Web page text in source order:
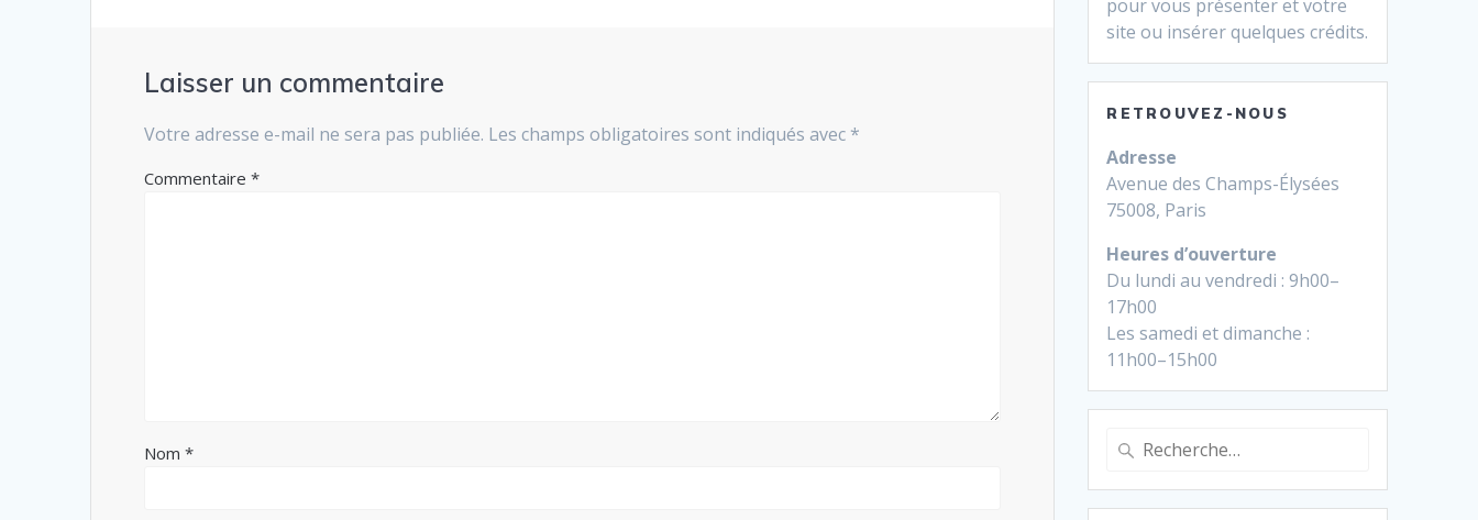
Laisser un commentaire
Votre adresse e-mail ne sera pas publiée. Les champs obligatoires sont indiqués avec *
Commentaire*
Nom*
pour vous présenter et votre
site ou insérer quelques crédits.
RETROUVEZ-NOUS
Adresse
Avenue des Champs-Élysées
75008, Paris
Heures d’ouverture
Du lundi au vendredi : 9h00–
17h00
Les samedi et dimanche :
11h00–15h00
Recherche
pour
: